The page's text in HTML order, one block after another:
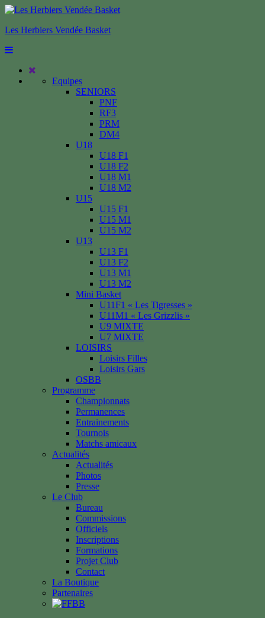
Les Herbiers Vendée Basket
Equipes
SENIORS
PNF
RF3
PRM
DM4
U18
U18 F1
U18 F2
U18 M1
U18 M2
U15
U15 F1
U15 M1
U15 M2
U13
U13 F1
U13 F2
U13 M1
U13 M2
Mini Basket
U11F1 « Les Tigresses »
U11M1 « Les Grizzlis »
U9 MIXTE
U7 MIXTE
LOISIRS
Loisirs Filles
Loisirs Gars
OSBB
Programme
Championnats
Permanences
Entrainements
Tournois
Matchs amicaux
Actualités
Actualités
Photos
Presse
Le Club
Bureau
Commissions
Officiels
Inscriptions
Formations
Projet Club
Contact
La Boutique
Partenaires